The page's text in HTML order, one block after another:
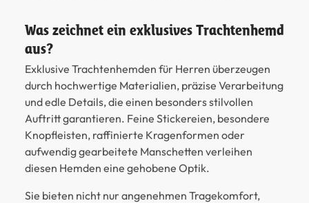
Was zeichnet ein exklusives Trachtenhemd
aus?
Exklusive Trachtenhemden für Herren überzeugen
durch hochwertige Materialien, präzise Verarbeitung
und edle Details, die einen besonders stilvollen
Auftritt garantieren. Feine Stickereien, besondere
Knopfleisten, raffinierte Kragenformen oder
aufwendig gearbeitete Manschetten verleihen
diesen Hemden eine gehobene Optik.
Sie bieten nicht nur angenehmen Tragekomfort,